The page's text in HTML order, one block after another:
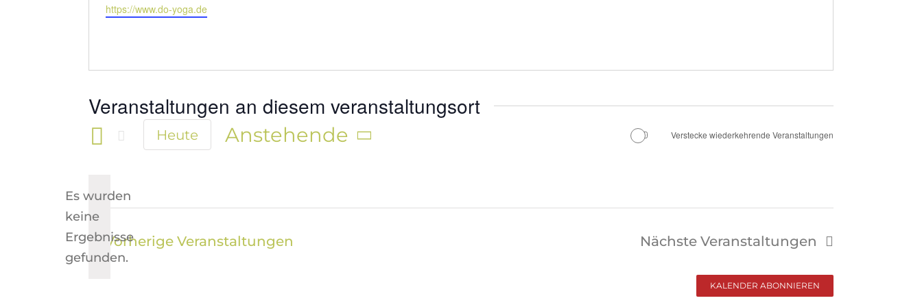
Webseite
https://www.do-yoga.de
Veranstaltungen an diesem veranstaltungsort
Hinweis
Es wurden
keine
Ergebnisse
gefunden.
Heute
Anstehende
Verstecke wiederkehrende Veranstaltungen
Vorherige Veranstaltungen NächsteVeranstaltungen
KALENDER ABONNIEREN